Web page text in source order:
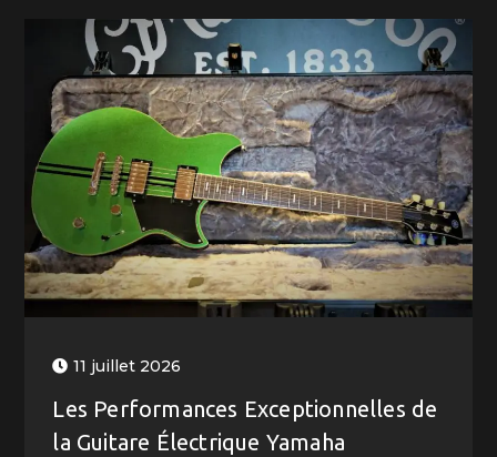
11 juillet 2026
Les Performances Exceptionnelles de
la Guitare Électrique Yamaha